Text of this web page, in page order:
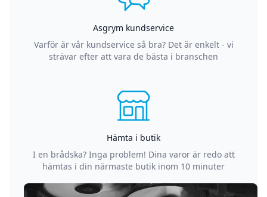
Asgrym kundservice
Varför är vår kundservice så bra? Det är enkelt - vi
strävar efter att vara de bästa i branschen
Hämta i butik
I en brådska? Inga problem! Dina varor är redo att
hämtas i din närmaste butik inom 10 minuter